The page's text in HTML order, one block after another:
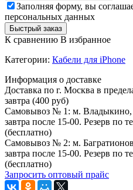
Заполняя форму, вы
персональных данных
К сравнению В избранное
Категории: Кабели для iPhone
Информация о доставке
Доставка по г. Москва в
завтра (400 руб)
Самовывоз № 1: м. Владыкино,
завтра после 15-00. Резерв по
(бесплатно)
Самовывоз № 2: м.
завтра после 15-00. Резерв по
(бесплатно)
Запросить оптовый прайс